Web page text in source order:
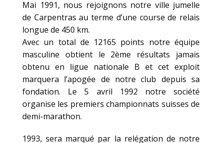
Mai 1991, nous rejoignons notre ville jumelle
de Carpentras au terme d’une course de relais
longue de 450 km.
Avec un total de 12165 points notre équipe
masculine obtient le 2ème résultats jamais
obtenu en ligue nationale B et cet exploit
marquera l’apogée de notre club depuis sa
fondation. Le 5 avril 1992 notre société
organise les premiers championnats suisses de
demi-marathon.
1993, sera marqué par la relégation de notre